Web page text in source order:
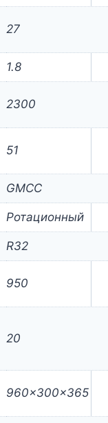
27
1.8
2300
51
GMCC
Ротационный
R32
950
20
960x300x365